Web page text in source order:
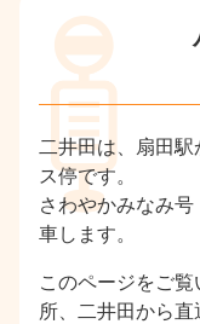
二井田は、扇田
ス停です。
さわやかみなみ
車します。
このページをご
所、二井田から